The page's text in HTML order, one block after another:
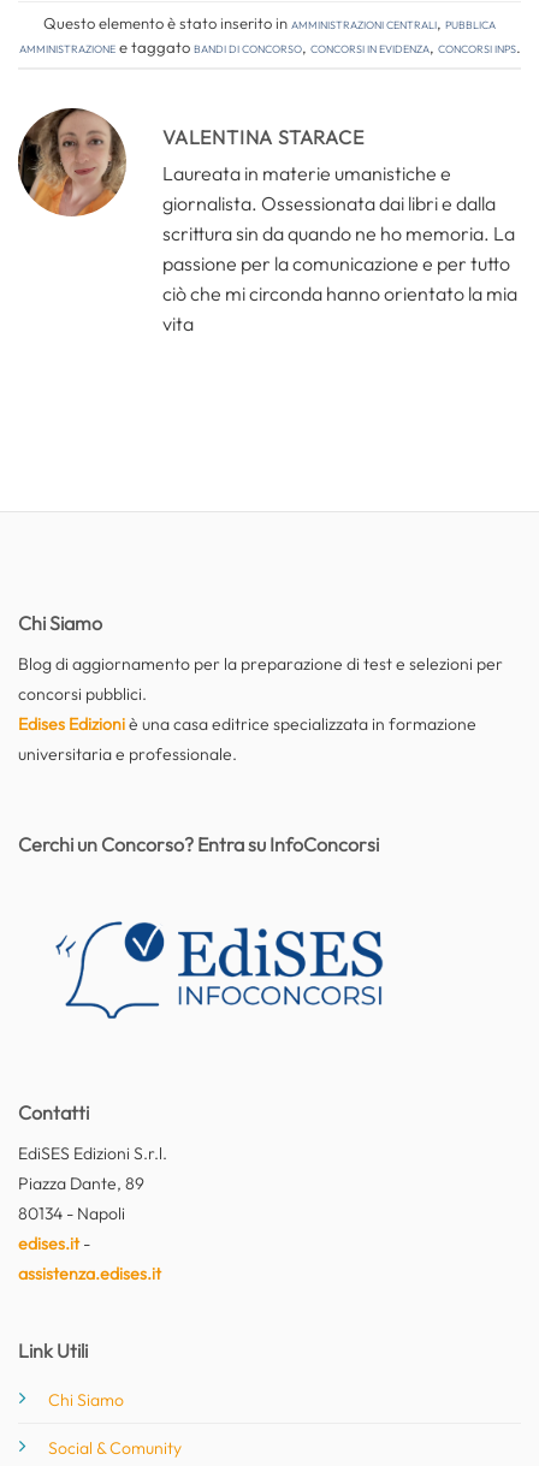
Questo elemento è stato inserito in Amministrazioni Centrali, Pubblica
amministrazionee taggatobandi di concorso, concorsi in evidenza, concorsi inps.
VALENTINA STARACE
Laureata in materie umanistiche e
giornalista. Ossessionata dai libri e dalla
scrittura sin da quando ne ho memoria. La
passione per la comunicazione e per tutto
ciò che mi circonda hanno orientato la mia
vita
Chi Siamo
Blog di aggiornamento per la preparazione di test e selezioni per
concorsi pubblici.
Edises Edizioniè una casa editrice specializzata in formazione
universitaria e professionale.
Contatti
EdiSES Edizioni S.r.l.
Piazza Dante, 89
80134 - Napoli
edises.it-
assistenza.edises.it
Link Utili
Chi Siamo
Social & Comunity
Cerchi un Concorso? Entra su InfoConcorsi